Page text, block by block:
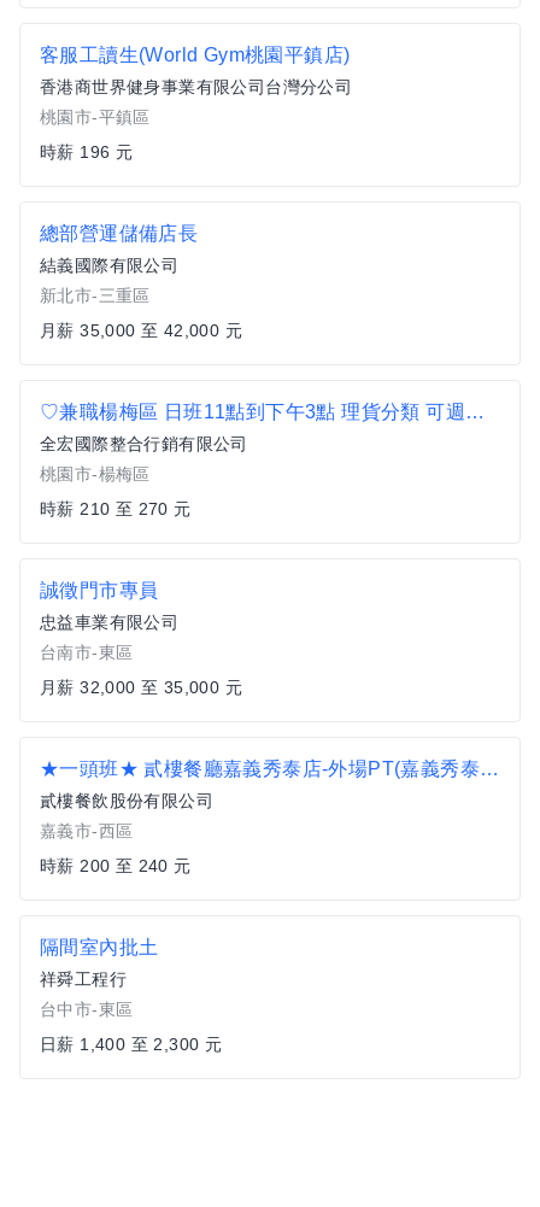
客服工讀生(World Gym桃園平鎮店)
香港商世界健身事業有限公司台灣分公司
桃園市-平鎮區
時薪 196 元
總部營運儲備店長
結義國際有限公司
新北市-三重區
月薪 35,000 至 42,000 元
♡兼職楊梅區 日班11點到下午3點 理貨分類 可週領日領
全宏國際整合行銷有限公司
桃園市-楊梅區
時薪 210 至 270 元
誠徵門市專員
忠益車業有限公司
台南市-東區
月薪 32,000 至 35,000 元
★一頭班★ 貳樓餐廳嘉義秀泰店-外場PT(嘉義秀泰廣場)_空班津貼另計
貳樓餐飲股份有限公司
嘉義市-西區
時薪 200 至 240 元
隔間室內批土
祥舜工程行
台中市-東區
日薪 1,400 至 2,300 元